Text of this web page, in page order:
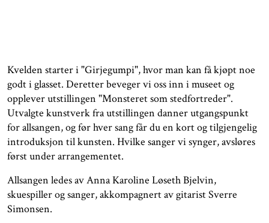
Kvelden starter i "Girjegumpi", hvor man kan få kjøpt noe
godt i glasset. Deretter beveger vi oss inn i museet og
opplever utstillingen "Monsteret som stedfortreder".
Utvalgte kunstverk fra utstillingen danner utgangspunkt
for allsangen, og før hver sang får du en kort og tilgjengelig
introduksjon til kunsten. Hvilke sanger vi synger, avsløres
først under arrangementet.
Allsangen ledes av Anna Karoline Løseth Bjelvin,
skuespiller og sanger, akkompagnert av gitarist Sverre
Simonsen.